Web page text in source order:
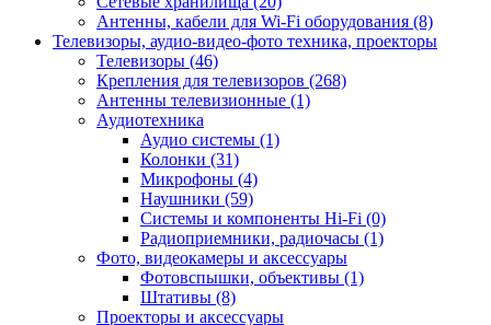
Антенны, кабели для Wi-Fi оборудования (8)
Телевизоры, аудио-видео-фото техника, проекторы
Телевизоры (46)
Крепления для телевизоров (268)
Антенны телевизионные (1)
Аудиотехника
Аудио системы (1)
Колонки (31)
Микрофоны (4)
Наушники (59)
Системы и компоненты Hi-Fi (0)
Радиоприемники, радиочасы (1)
Фото, видеокамеры и аксессуары
Фотовспышки, объективы (1)
Штативы (8)
Проекторы и аксессуары